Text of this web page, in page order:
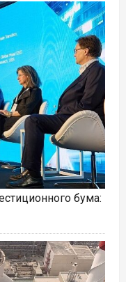
бума: